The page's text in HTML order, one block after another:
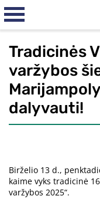
Tradicinės
varžybos
dalyvauti!
Birželio 13 d.,
kaime vyks tradicinė
varžybos 2025“.